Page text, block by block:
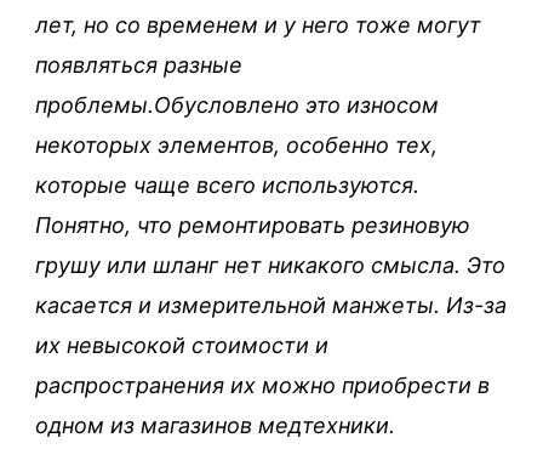
лет, но со временем и у него тоже могут
появляться разные
проблемы.Обусловлено это износом
некоторых элементов, особенно тех,
которые чаще всего используются.
Понятно, что ремонтировать резиновую
грушу или шланг нет никакого смысла. Это
касается и измерительной манжеты. Из-за
их невысокой стоимости и
распространения их можно приобрести в
одном из магазинов медтехники.